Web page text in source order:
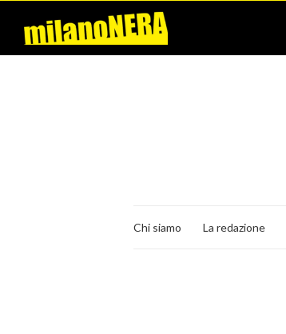
Chi siamo La redazione